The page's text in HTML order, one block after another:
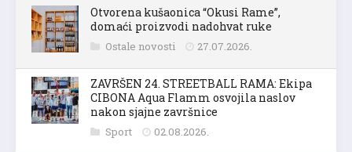
Otvorena kušaonica “Okusi Rame”,
domaći proizvodi nadohvat ruke
Ostale novosti 27.07.2026.
ZAVRŠEN 24. STREETBALL RAMA: Ekipa
CIBONA Aqua Flamm osvojila naslov
nakon sjajne završnice
Sport 02.08.2026.